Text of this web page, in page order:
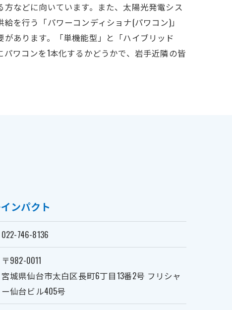
などに向いています。また、太陽光発電シス
を行う「パワーコンディショナ(パワコン)」
あります。「単機能型」と「ハイブリッド
ワコンを1本化するかどうかで、岩手近隣の皆
ンパクト
022-746-8136
〒982-0011
宮城県仙台市太白区長町6丁目13番2号 フリシャ
ー仙台ビル405号